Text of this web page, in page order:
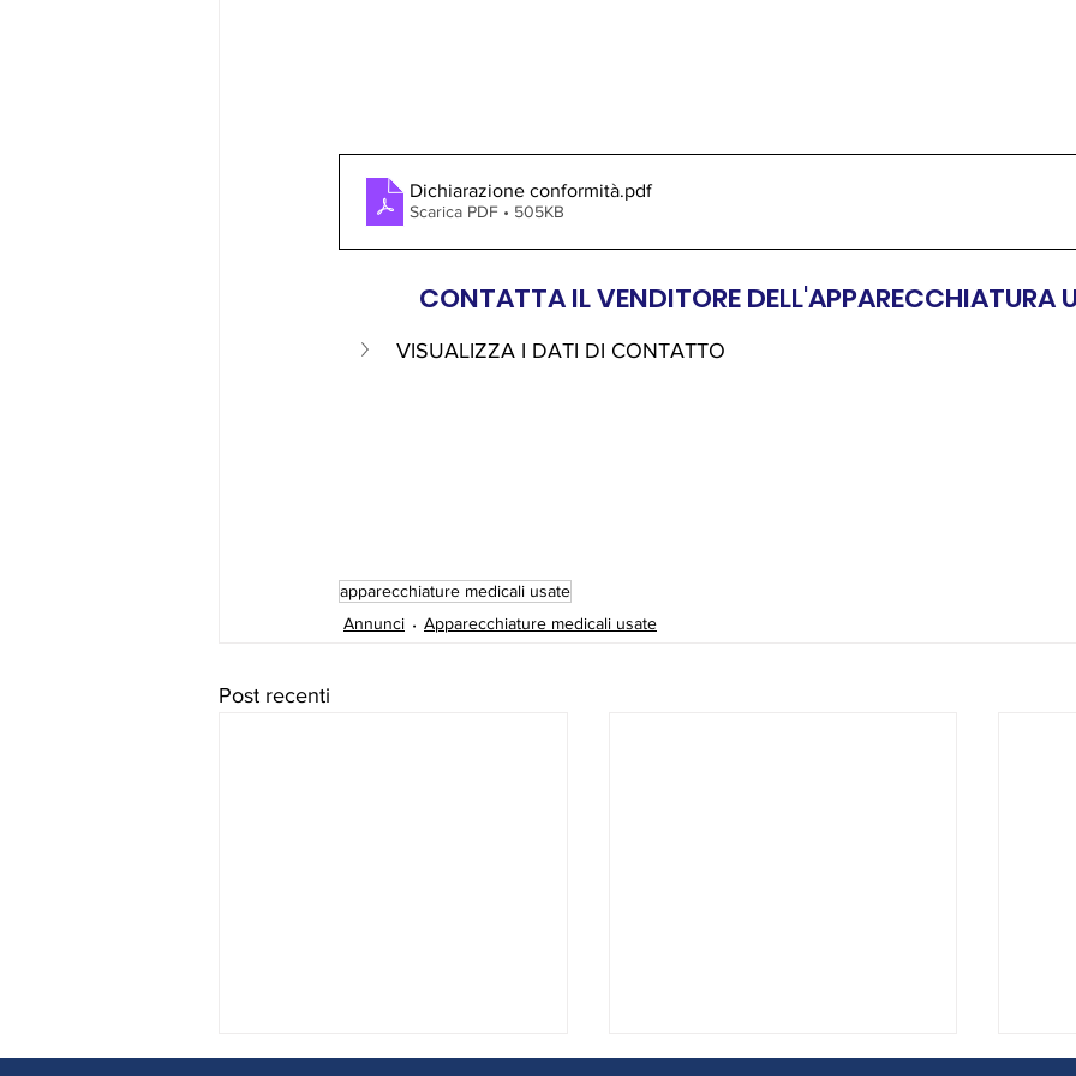
Dichiarazione conformità.pdf
Scarica PDF • 505KB
CONTATTA IL VENDITORE DELL'APPARECCHIATURA
VISUALIZZA I DATI DI CONTATTO
apparecchiature medicali usate
Annunci
Apparecchiature medicali usate
Post recenti